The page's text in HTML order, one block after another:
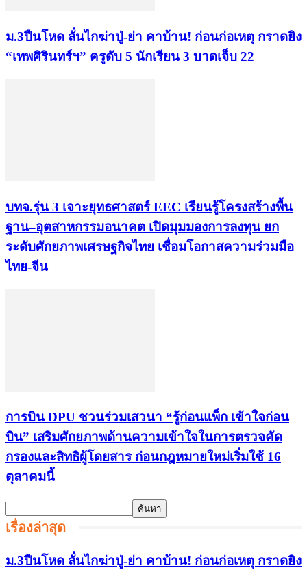
ม.3ปืนโหด ลั่นไกฆ่าปู่-ย่า คาบ้าน! ก่อนก่อเหตุ กราดยิง
“เทพศิรินทร์ฯ” ครูดับ 5 นักเรียน 3 บาดเจ็บ 22
บทจ.รุ่น 3 เจาะยุทธศาสตร์ EEC เรียนรู้โครงสร้างพื้น
ฐาน–อุตสาหกรรมอนาคต เปิดมุมมองการลงทุน ยก
ระดับศักยภาพเศรษฐกิจไทย เชื่อมโอกาสความร่วมมือ
ไทย-จีน
การบิน DPU ชวนร่วมเสวนา “รู้ก่อนแพ็ก เข้าใจก่อน
บิน” เสริมศักยภาพด้านความเข้าใจในการตรวจคัด
กรองและสิทธิผู้โดยสาร ก่อนกฎหมายใหม่เริ่มใช้ 16
ตุลาคมนี้
เรื่องล่าสุด
ม.3ปืนโหด ลั่นไกฆ่าปู่-ย่า คาบ้าน! ก่อนก่อเหตุ กราดยิง